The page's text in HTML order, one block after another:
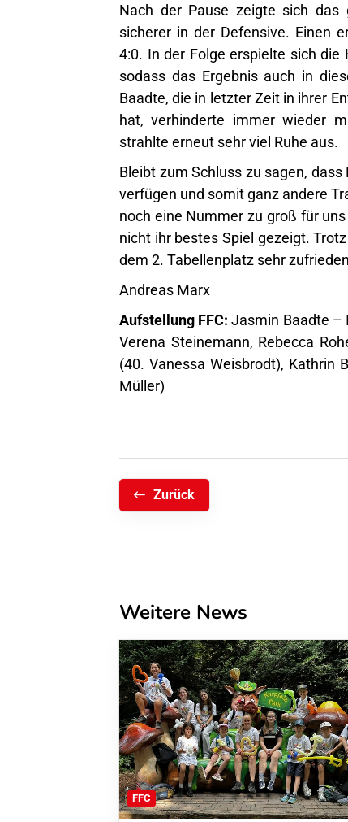
Nach der Pause zeigte sich das
sicherer in der Defensive. Einen
4:0. In der Folge erspielte sich
sodass das Ergebnis auch in
Baadte, die in letzter Zeit in ihrer
hat, verhinderte immer wieder
strahlte erneut sehr viel Ruhe aus.
Bleibt zum Schluss zu sagen,
verfügen und somit ganz andere
noch eine Nummer zu groß für
nicht ihr bestes Spiel gezeigt.
dem 2. Tabellenplatz sehr
Andreas Marx
Aufstellung FFC: Jasmin Baadte –
Verena Steinemann, Rebecca
(40. Vanessa Weisbrodt), Kathrin
Müller)
Zurück
Weitere News
FFC